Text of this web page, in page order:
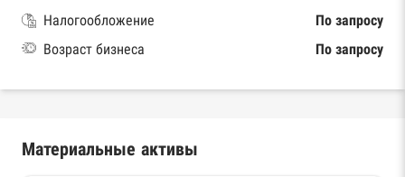
Налогообложение
По запросу
Возраст бизнеса
По запросу
Материальные активы